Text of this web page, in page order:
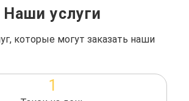
Наши услуги
которые могут заказать наши
1